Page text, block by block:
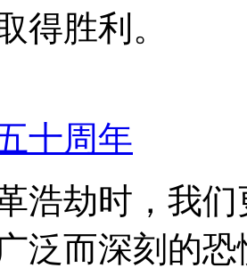
得胜利。
十周年
浩劫时，我
泛而深刻的